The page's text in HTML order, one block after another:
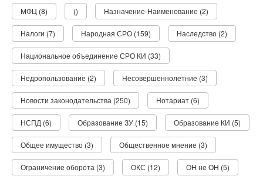
МФЦ (8) () Назначение-Наименование (2)
Налоги (7) Народная СРО (159) Наследство (2)
Национальное объединение СРО КИ (33)
Недропользование (2) Несовершеннолетние (3)
Новости законодательства (250) Нотариат (6)
НСПД (6) Образование ЗУ (15) Образование КИ (5)
Общее имущество (3) Общественное мнение (3)
Ограничение оборота (3) ОКС (12) ОН не ОН (5)